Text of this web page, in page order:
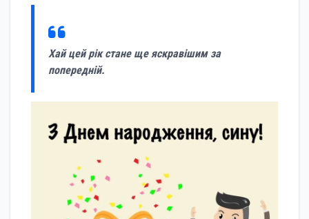
Хай цей рік стане ще яскравішим за
попередній.